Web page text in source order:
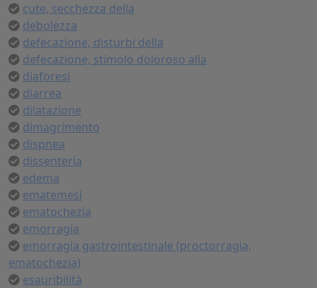
cute, secchezza della
debolezza
defecazione, disturbi della
defecazione, stimolo doloroso alla
diaforesi
diarrea
dilatazione
dimagrimento
dispnea
dissenteria
edema
ematemesi
ematochezia
emorragia
emorragia gastrointestinale (proctorragia,
ematochezia)
esauribilità